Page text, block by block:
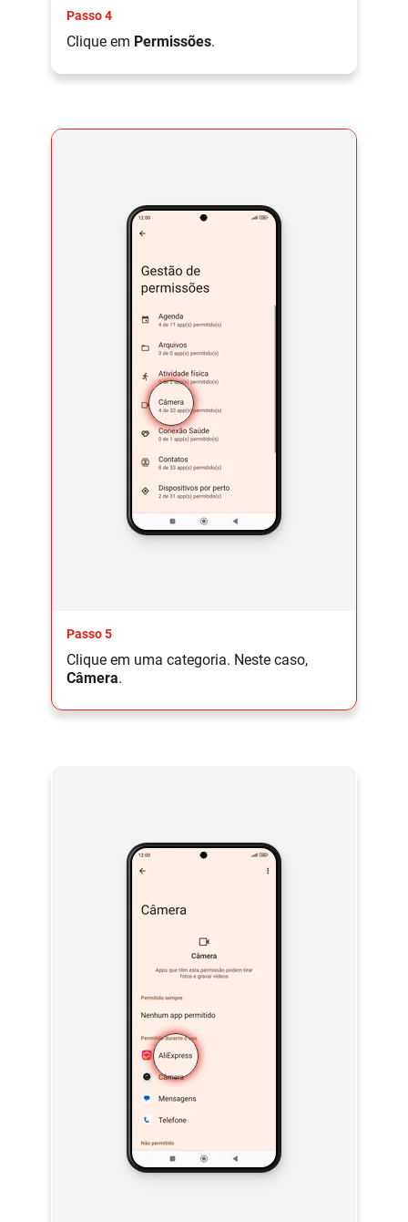
Passo 4
Clique em Permissões.
Passo 5
Clique em uma categoria. Neste caso,
Câmera.